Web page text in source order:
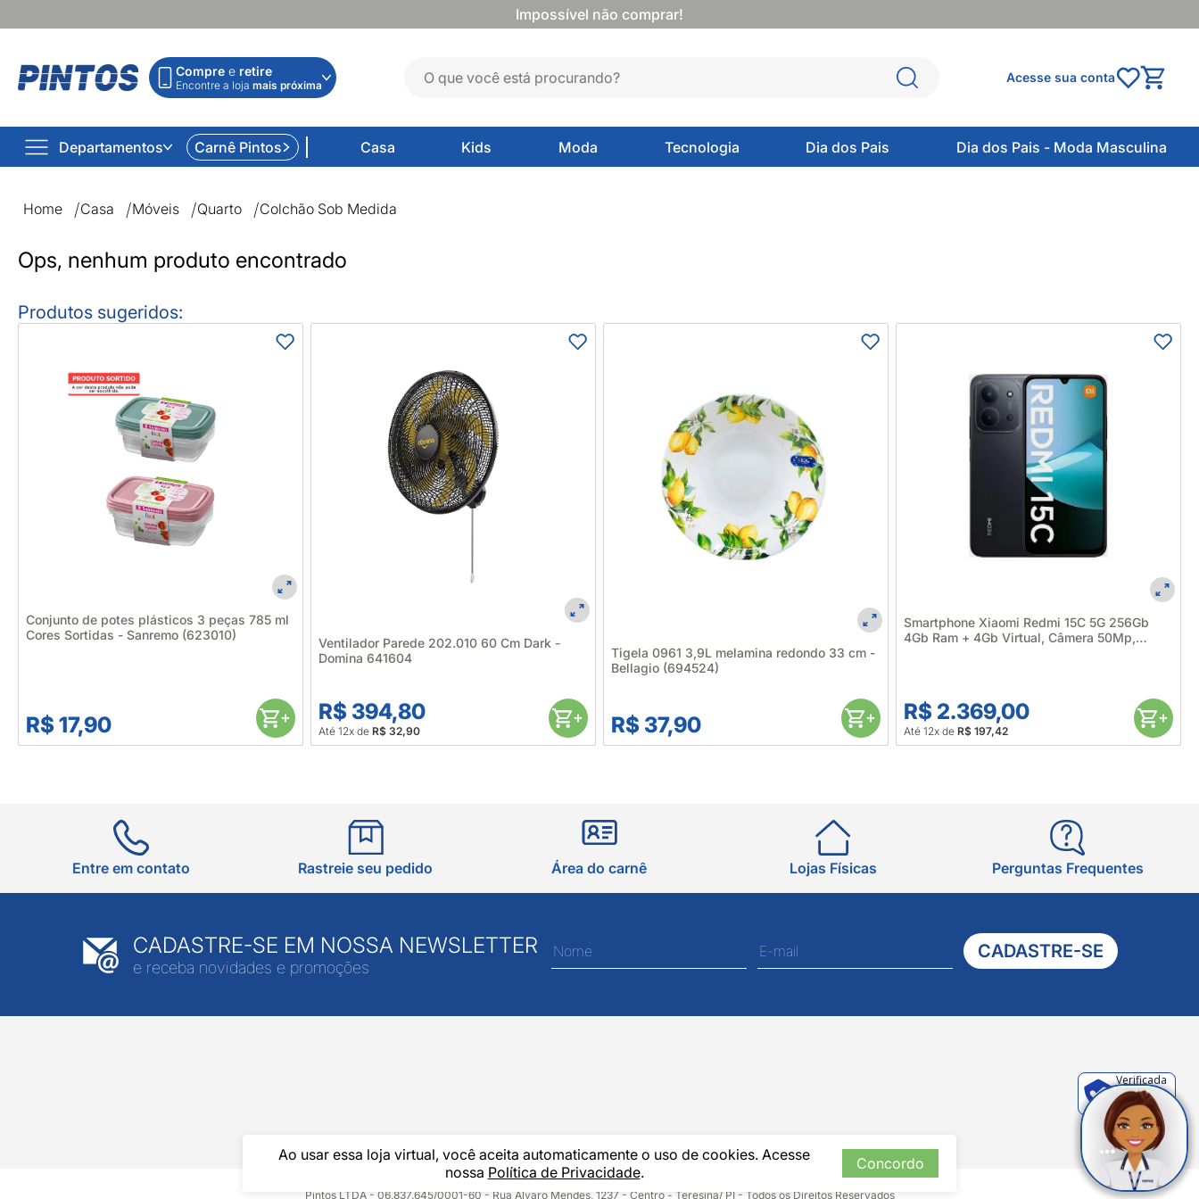
Impossível não comprar!
Compre e retire
Encontre a loja mais próxima
Acesse sua conta
Departamentos Carnê Pintos Casa Kids Moda Tecnologia Dia dos Pais Dia dos Pais - Moda Masculina
Home
Casa Móveis Quarto Colchão Sob Medida
Ops, nenhum produto encontrado
Produtos sugeridos:
Conjunto de potes plásticos 3 peças 785 ml
Cores Sortidas - Sanremo (623010)
R$ 17,90
Ventilador Parede 202.010 60 Cm Dark -
Domina 641604
R$ 394,80
Até 12x de R$ 32,90
Tigela 0961 3,9L melamina redondo 33 cm -
Bellagio (694524)
R$ 37,90
Smartphone Xiaomi Redmi 15C 5G 256Gb
4Gb Ram + 4Gb Virtual, Câmera 50Mp,
R$ 2.369,00
Até 12x de R$ 197,42
Ao usar essa loja virtual, você aceita automaticamente o uso de cookies. Acesse
nossa Política de Privacidade. Concordo
Entre em contato Rastreie seu pedido Área do carnê Lojas Físicas Perguntas Frequentes
CADASTRE-SE EM NOSSA NEWSLETTER
e receba novidades e promoções
CADASTRE-SE
Verificada
por
Pintos LTDA - 06.837.645/0001-60 - Rua Álvaro Mendes, 1237 - Centro - Teresina/ PI - Todos os Direitos Reservados